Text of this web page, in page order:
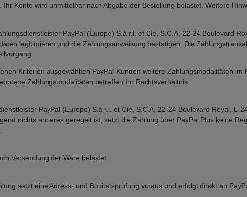
Konto wird unmittelbar nach Abgabe der Bestellung belastet. Weitere
PayPal (Europe) S.à r.l. et Cie, S.C.A, 22-24 Boulevard
legitimieren und die Zahlungsanweisung bestätigen. Die
Kriterien ausgewählten PayPal-Kunden weitere Zahlungsmodalitäten
Zahlungsmodalitäten betreffen Ihr Rechtsverhältnis
PayPal (Europe) S.à r.l. et Cie, S.C.A, 22-24 Boulevard Royal, L-
nichts anderes geregelt ist, setzt die Zahlung über PayPal Plus keine
Versendung der Ware belastet.
setzt eine Adress- und Bonitätsprüfung voraus und erfolgt direkt an